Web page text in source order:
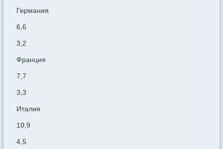
Германия
6,6
3,2
Франция
7,7
3,3
Италия
10,9
4,5